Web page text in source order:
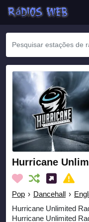
Hurricane
Pop › Dancehall ›
Hurricane Unlimited
Hurricane Unlimited